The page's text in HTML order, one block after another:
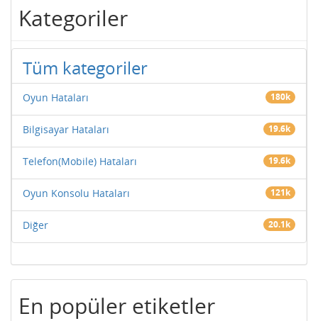
Kategoriler
Tüm kategoriler
Oyun Hataları 180k
Bilgisayar Hataları 19.6k
Telefon(Mobile) Hataları 19.6k
Oyun Konsolu Hataları 121k
Diğer 20.1k
En popüler etiketler